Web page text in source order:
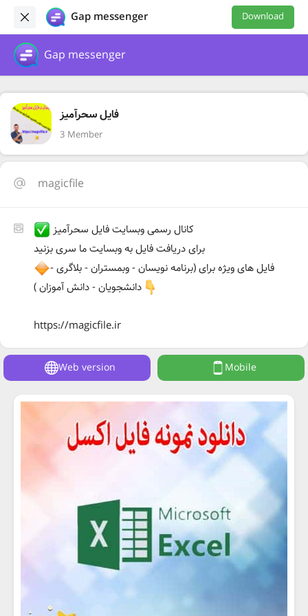
Gap messenger Download
Gap messenger
فایل سحرآمیز
3 Member
magicfile
کانال رسمی وبسایت فایل سحرآمیز
برای دریافت فایل به وبسایت ما سری بزنید
فایل های ویژه برای (برنامه نویسان - وبمستران - بلاگری -
دانشجویان - دانش آموزان )
https://magicfile.ir
Web version Mobile